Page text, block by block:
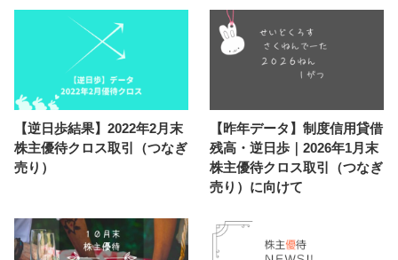
【逆日歩結果】2022年2月末
株主優待クロス取引（つなぎ
売り）
【昨年データ】制度信用貸借
残高・逆日歩｜2026年1月末
株主優待クロス取引（つなぎ
売り）に向けて